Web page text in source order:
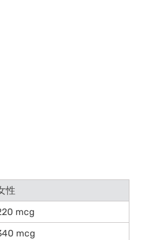
性
mcg
mcg